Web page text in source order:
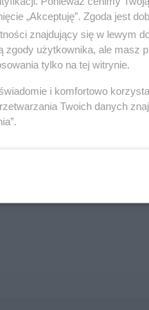
SZUKAJ
lub nie jest jeszcze
„Akceptuję”. Zgoda jest
znajdujący się w lewym
zgody użytkownika, ale masz
tylko na tej witrynie.
i komfortowo
Twoich danych